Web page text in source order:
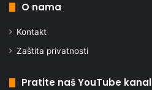
O nama
Kontakt
Zaštita privatnosti
Pratite naš YouTube kanal